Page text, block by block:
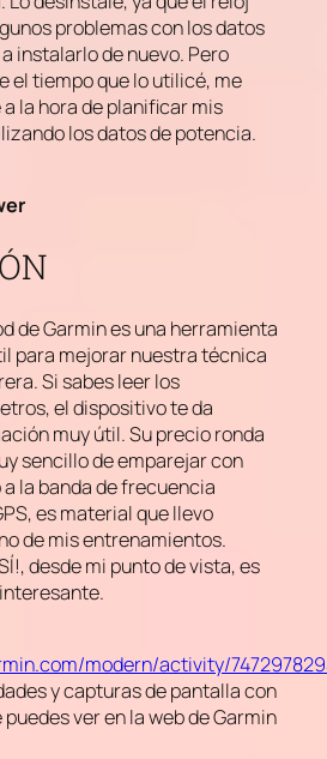
problemas con los datos
instalarlo de nuevo. Pero
el tiempo que lo utilicé, me
la hora de planificar mis
los datos de potencia.
de Garmin es una herramienta
para mejorar nuestra técnica
Si sabes leer los
el dispositivo te da
muy útil. Su precio ronda
sencillo de emparejar con
la banda de frecuencia
es material que llevo
de mis entrenamientos.
desde mi punto de vista, es
modern/activity/
y capturas de pantalla con
ver en la web de Garmin